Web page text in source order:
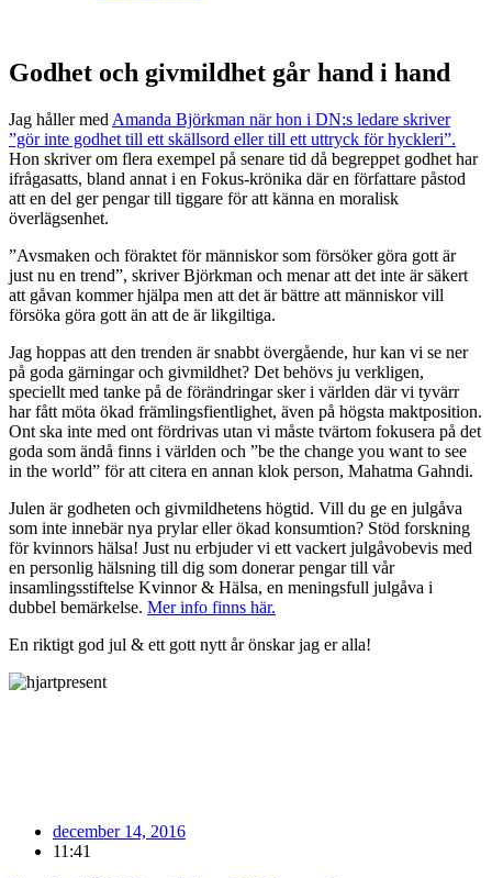
Godhet och givmildhet går hand i hand
Jag håller med Amanda Björkman när hon i DN:s ledare skriver
”gör inte godhet till ett skällsord eller till ett uttryck för hyckleri”.
Hon skriver om flera exempel på senare tid då begreppet godhet har
ifrågasatts, bland annat i en Fokus-krönika där en författare påstod
att en del ger pengar till tiggare för att känna en moralisk
överlägsenhet.
”Avsmaken och föraktet för människor som försöker göra gott är
just nu en trend”, skriver Björkman och menar att det inte är säkert
att gåvan kommer hjälpa men att det är bättre att människor vill
försöka göra gott än att de är likgiltiga.
Jag hoppas att den trenden är snabbt övergående, hur kan vi se ner
på goda gärningar och givmildhet? Det behövs ju verkligen,
speciellt med tanke på de förändringar sker i världen där vi tyvärr
har fått möta ökad främlingsfientlighet, även på högsta maktposition.
Ont ska inte med ont fördrivas utan vi måste tvärtom fokusera på det
goda som ändå finns i världen och ”be the change you want to see
in the world” för att citera en annan klok person, Mahatma Gahndi.
Julen är godheten och givmildhetens högtid. Vill du ge en julgåva
som inte innebär nya prylar eller ökad konsumtion? Stöd forskning
för kvinnors hälsa! Just nu erbjuder vi ett vackert julgåvobevis med
en personlig hälsning till dig som donerar pengar till vår
insamlingsstiftelse Kvinnor & Hälsa, en meningsfull julgåva i
dubbel bemärkelse. Mer info finns här.
En riktigt god jul & ett gott nytt år önskar jag er alla!
december 14, 2016
11:41